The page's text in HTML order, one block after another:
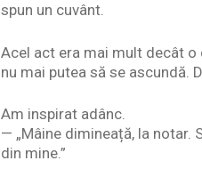
spun un cuvânt.
Acel act era mai mult decât o
nu mai putea să se ascundă.
Am inspirat adânc.
— „Mâine dimineață, la notar.
din mine.”